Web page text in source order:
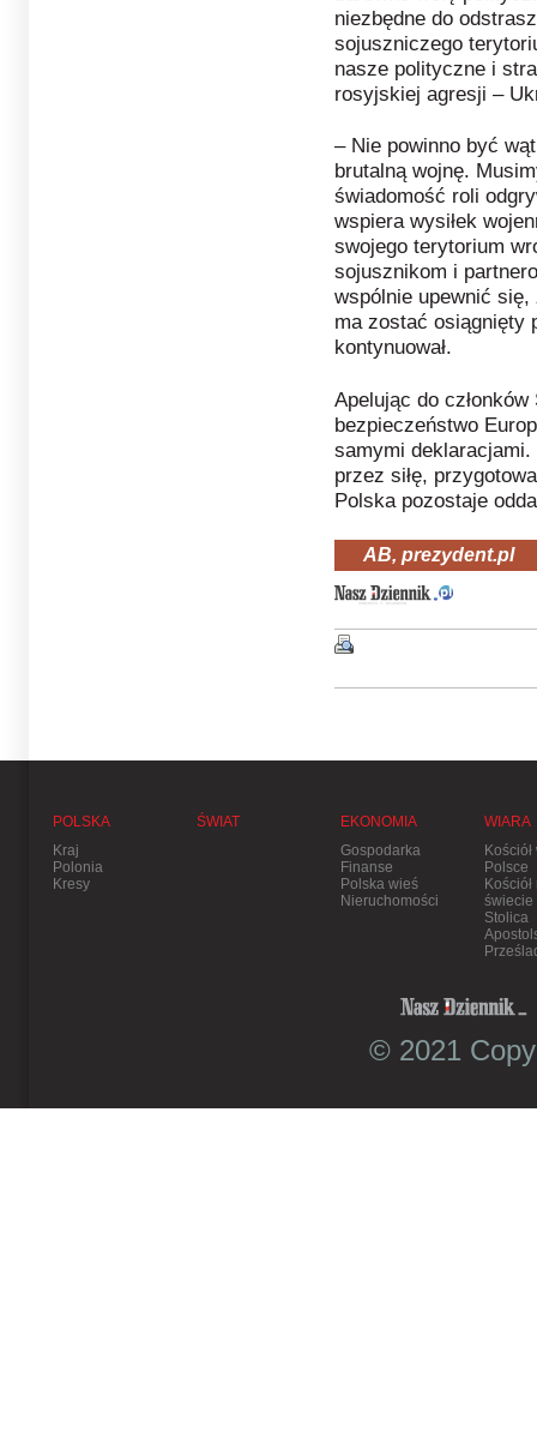
niezbędne do
sojuszniczego
nasze polityczne i
rosyjskiej agresji –
– Nie powinno być
brutalną wojnę.
świadomość roli
wspiera wysiłek
swojego terytorium
sojusznikom i
wspólnie upewnić
ma zostać osiągnięty
kontynuował.
Apelując do
bezpieczeństwo
samymi deklaracjami.
przez siłę,
Polska pozostaje
AB, prezydent.pl
POLSKA
Kraj
Polonia
Kresy
ŚWIAT
EKONOMIA
Gospodarka
Finanse
Polska wieś
Nieruchomości
WIARA
Kościół
Polsce
Kościół
świecie
Stolica
© 2021